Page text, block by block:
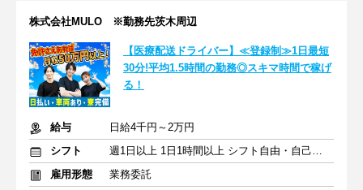
株式会社MULO ※勤務先茨木周辺
【医療配送ドライバー】≪登録制≫1日最短
30分!平均1.5時間の勤務◎スキマ時間で稼げ
る！
給与
日給4千円～2万円
シフト
週1日以上 1日1時間以上 シフト自由・自己申告
雇用形態
業務委託